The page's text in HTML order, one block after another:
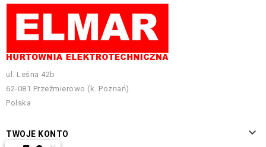
ul. Leśna 42b
62-081 Przeźmierowo (k. Poznań)
Polska
TWOJE KONTO 